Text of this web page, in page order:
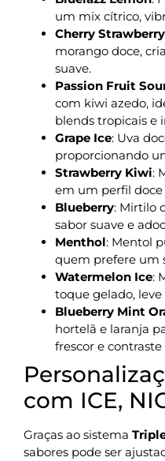
um mix cítrico,
Cherry Strawberry
morango doce,
suave.
Passion Fruit
com kiwi azedo,
blends tropicais e
Grape Ice: Uva
proporcionando
Strawberry Kiwi:
em um perfil doce
Blueberry: Mirtilo
sabor suave e
Menthol: Mentol
quem prefere um
Watermelon Ice:
toque gelado,
Blueberry Mint
hortelã e laranja
frescor e
com ICE,
Graças ao sistema
sabores pode ser